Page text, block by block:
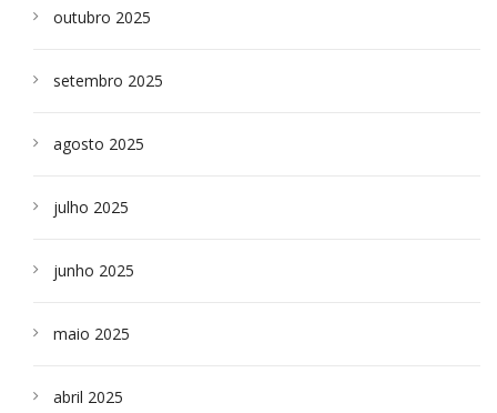
outubro 2025
setembro 2025
agosto 2025
julho 2025
junho 2025
maio 2025
abril 2025